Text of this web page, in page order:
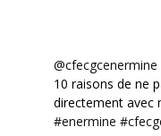
@cfecgcenermine
10 raisons de ne
directement avec
#enermine